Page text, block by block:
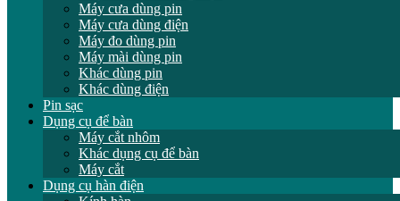
Máy cưa dùng pin
Máy cưa dùng điện
Máy đo dùng pin
Máy mài dùng pin
Khác dùng pin
Khác dùng điện
Pin sạc
Dụng cụ để bàn
Máy cắt nhôm
Khác dụng cụ để bàn
Máy cắt
Dụng cụ hàn điện